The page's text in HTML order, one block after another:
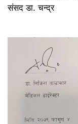
संसद डा. चन्द्र